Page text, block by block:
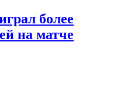
более
на матче